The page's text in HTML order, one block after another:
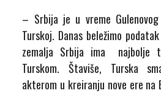
– Srbija je u vreme
Turskoj. Danas beležimo
zemalja Srbija ima najbolje
Turskom. Štaviše, Turska
akterom u kreiranju nove ere na